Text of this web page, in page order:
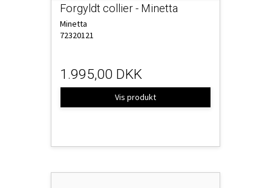
Forgyldt collier - Minetta
Minetta
72320121
1.995,00 DKK
Vis produkt